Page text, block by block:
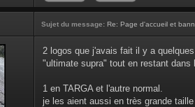
Sujet du message: Re: Page d'accueil et
2 logos que j'avais fait il y a
"ultimate supra" tout en restant dans
1 en TARGA et l'autre normal.
je les aient aussi en très grande taille